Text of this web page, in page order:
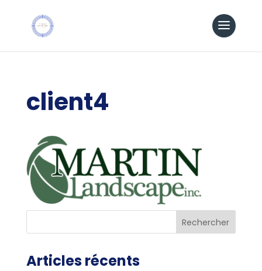
client4
Articles récents